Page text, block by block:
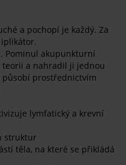
a pochopí je každý. Za
iplikátor.
Pominul akupunkturní
teorii a nahradil ji jednou
prostřednictvím
lymfatický a krevní
struktur
těla, na které se přikládá